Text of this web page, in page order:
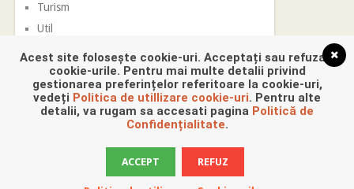
Turism
Util
Promovare Digitala Copyright © 2026.
Acest site folosește cookie-uri. Acceptați sau refuzați
cookie-urile. Pentru mai multe detalii privind
gestionarea preferințelor referitoare la cookie-uri,
vedeți Politica de utillizare cookie-uri. Pentru alte
detalii, va rugam sa accesati pagina Politică de
Confidențialitate.
ACCEPT REFUZ